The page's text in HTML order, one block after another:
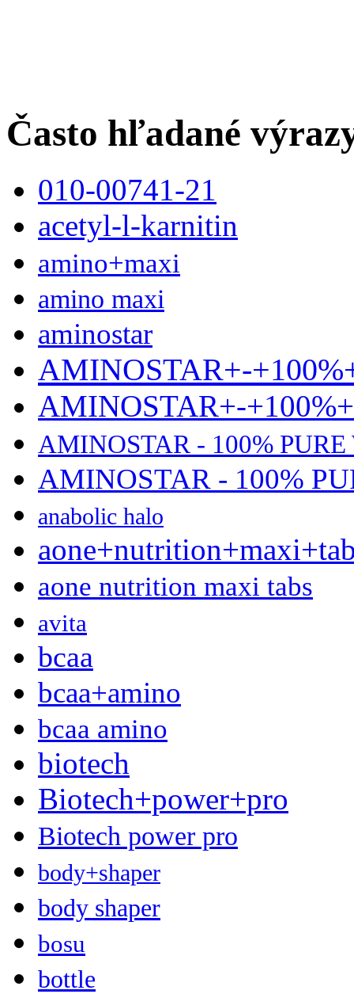
Často hľadané
010-00741-21
acetyl-l-karnitin
amino+maxi
amino maxi
aminostar
AMINOSTAR+-
AMINOSTAR+-
AMINOSTAR - 100%
AMINOSTAR - 100%
anabolic halo
aone nutrition maxi tabs
avita
bcaa
bcaa+amino
bcaa amino
biotech
Biotech+power+pro
Biotech power pro
body+shaper
body shaper
bosu
bottle